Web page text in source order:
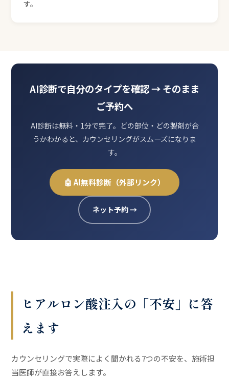
す。
AI診断で自分のタイプを確認 → そのまま
ご予約へ
AI診断は無料・1分で完了。どの部位・どの製剤が合
うかわかると、カウンセリングがスムーズになりま
す。
🤖 AI無料診断（外部リンク）
ネット予約 →
ヒアルロン酸注入の「不安」に答
えます
カウンセリングで実際によく聞かれる7つの不安を、施術担
当医師が直接お答えします。